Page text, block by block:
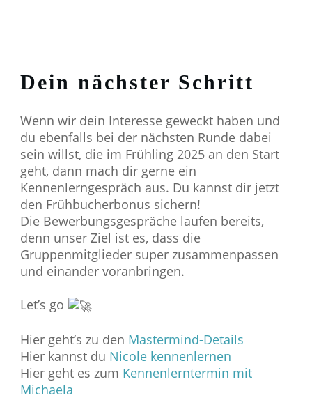
Dein nächster Schritt
Wenn wir dein Interesse geweckt haben und
du ebenfalls bei der nächsten Runde dabei
sein willst, die im Frühling 2025 an den Start
geht, dann mach dir gerne ein
Kennenlerngespräch aus. Du kannst dir jetzt
den Frühbucherbonus sichern!
Die Bewerbungsgespräche laufen bereits,
denn unser Ziel ist es, dass die
Gruppenmitglieder super zusammenpassen
und einander voranbringen.
Let’s go
Hier geht’s zu den Mastermind-Details
Hier kannst du Nicole kennenlernen
Hier geht es zum Kennenlerntermin mit
Michaela